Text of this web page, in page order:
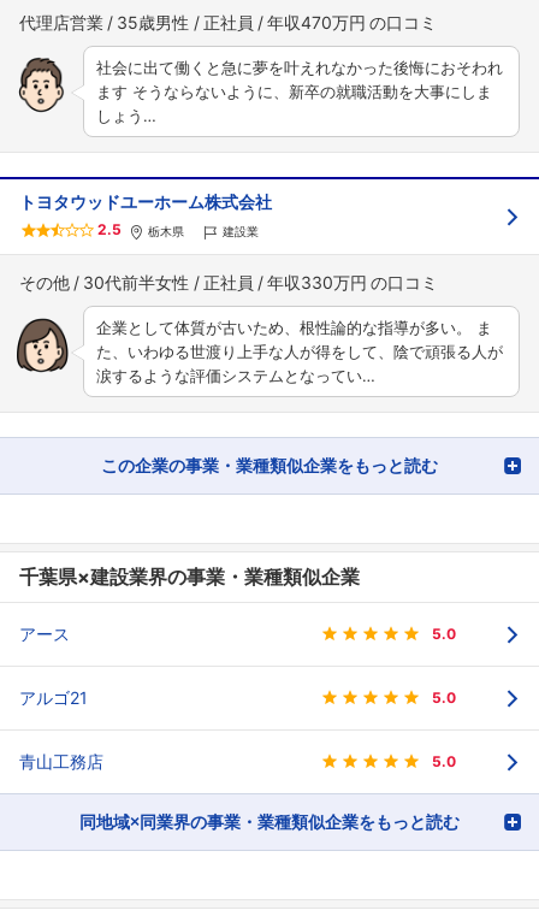
代理店営業 35歳男性 正社員 年収470万円
社会に出て働くと急に夢を叶えれなかった後悔におそわれ
ます そうならないように、新卒の就職活動を大事にしま
しょう…
トヨタウッドユーホーム株式会社
2.5 栃木県 建設業
その他 30代前半女性 正社員 年収330万円
企業として体質が古いため、根性論的な指導が多い。 ま
た、いわゆる世渡り上手な人が得をして、陰で頑張る人が
涙するような評価システムとなってい…
この企業の事業・業種類似企業をもっと読む
千葉県×建設業界の事業・業種類似企業
アース 5.0
アルゴ21 5.0
青山工務店 5.0
同地域×同業界の事業・業種類似企業をもっと読む